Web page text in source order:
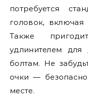
потребуется
головок,
Также
удлинителем для
болтам. Не
очки —
месте.